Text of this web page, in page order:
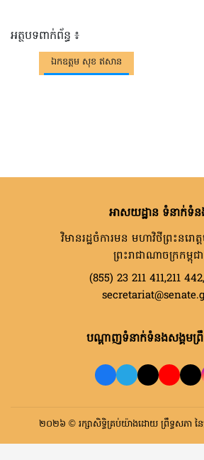
អត្ថបទពាក់ព័ន្ធ ៖
ឯកឧត្តម​ សុខ ឥសាន
អាសយដ្ឋាន ទំនាក់ទំ
វិមានរដ្ឋចំការមន មហាវិថីព្រះនរោត្
ព្រះរាជាណាចក្រកម្ពុជា
(855) 23 211 411,211
បណ្តាញទំនាក់ទំនងសង្គមព្រឹ
២០២៦ © រក្សាសិទ្ធិគ្រប់យ៉ាងដោយ ព្រឹទ្ធសភា នៃ